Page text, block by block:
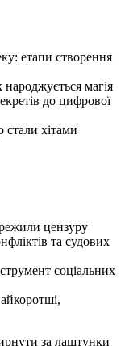
етапи створення
народжується магія
до цифрової
стали хітами
цензуру
та судових
соціальних
за лаштунки